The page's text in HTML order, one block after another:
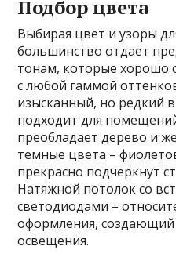
Подбор цвета
Выбирая цвет и узоры
большинство отдает
тонам, которые хорошо
с любой гаммой
изысканный, но редкий
подходит для
преобладает дерево и
темные цвета –
прекрасно подчеркнут
Натяжной потолок со
светодиодами –
оформления,
освещения.